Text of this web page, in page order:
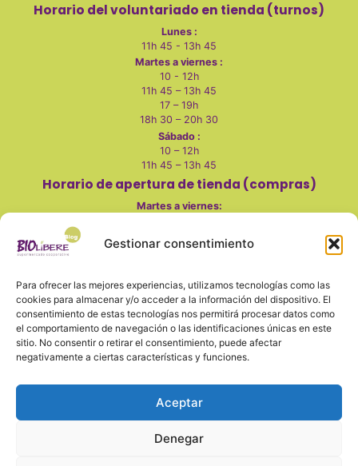
Gestionar consentimiento
Para ofrecer las mejores experiencias, utilizamos tecnologías como las
cookies para almacenar y/o acceder a la información del dispositivo. El
consentimiento de estas tecnologías nos permitirá procesar datos como
el comportamiento de navegación o las identificaciones únicas en este
sitio. No consentir o retirar el consentimiento, puede afectar
negativamente a ciertas características y funciones.
Aceptar
Denegar
Horario del voluntariado en tienda (turnos)
Lunes :
11h 45 - 13h 45
Martes a viernes :
10 - 12h
11h 45 – 13h 45
17 – 19h
18h 30 – 20h 30
Sábado :
10 – 12h
11h 45 – 13h 45
Horario de apertura de tienda (compras)
Martes a viernes:
17 - 20h
10 - 14h
Lunes, domingo y festivos cerrado
También en redes